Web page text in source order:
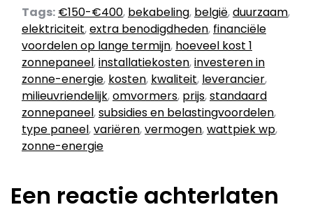
Tags: €150-€400, bekabeling, belgië,duurzaam,
elektriciteit,extra benodigdheden, financiële
voordelen op lange termijn, hoeveel kost 1
zonnepaneel,installatiekosten,investeren in
zonne-energie, kosten, kwaliteit, leverancier,
milieuvriendelijk,omvormers, prijs,standaard
zonnepaneel,subsidies en belastingvoordelen,
type paneel,variëren,vermogen,wattpiek wp,
zonne-energie
Een reactie achterlaten